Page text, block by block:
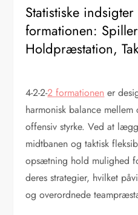
Statistiske
formationen:
Holdpræstation,
4-2-2-2 formationen er
harmonisk balance
offensiv styrke. Ved at
midtbanen og taktisk
opsætning hold mulighed
deres strategier, hvilket
og overordnede